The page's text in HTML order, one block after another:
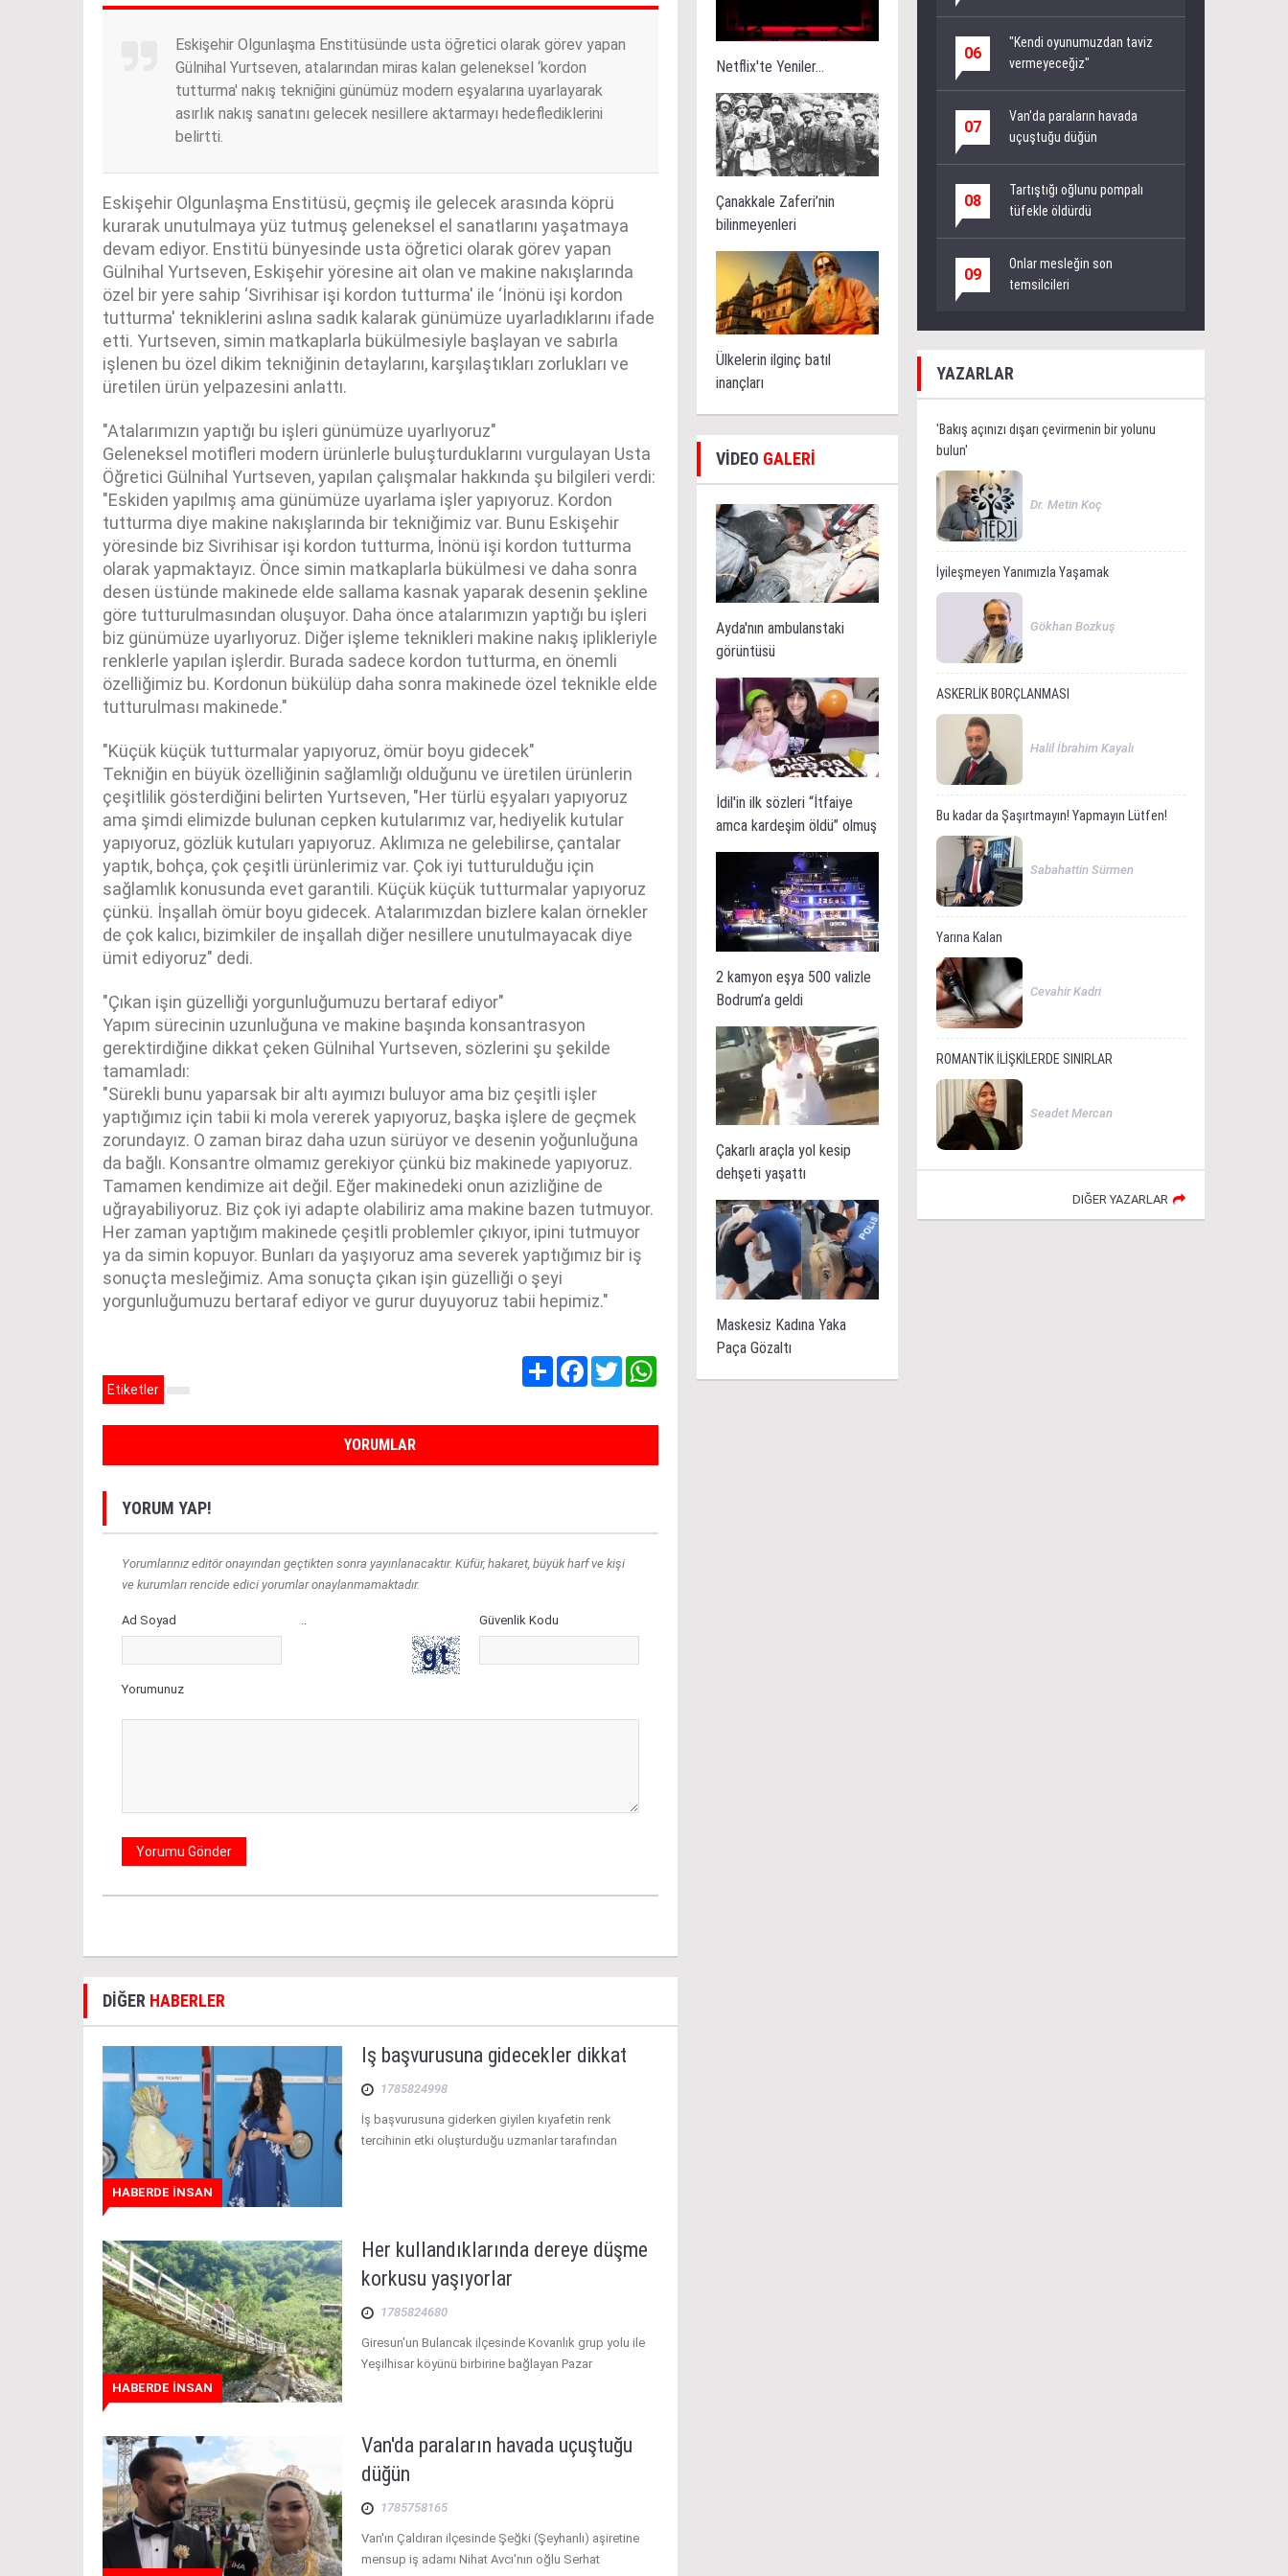
Eskişehir Olgunlaşma Enstitüsünde usta öğretici olarak görev yapan
Gülnihal Yurtseven, atalarından miras kalan geleneksel ‘kordon
tutturma' nakış tekniğini günümüz modern eşyalarına uyarlayarak
asırlık nakış sanatını gelecek nesillere aktarmayı hedeflediklerini
belirtti.
Eskişehir Olgunlaşma Enstitüsü, geçmiş ile gelecek arasında köprü
kurarak unutulmaya yüz tutmuş geleneksel el sanatlarını yaşatmaya
devam ediyor. Enstitü bünyesinde usta öğretici olarak görev yapan
Gülnihal Yurtseven, Eskişehir yöresine ait olan ve makine nakışlarında
özel bir yere sahip ‘Sivrihisar işi kordon tutturma' ile ‘İnönü işi kordon
tutturma' tekniklerini aslına sadık kalarak günümüze uyarladıklarını ifade
etti. Yurtseven, simin matkaplarla bükülmesiyle başlayan ve sabırla
işlenen bu özel dikim tekniğinin detaylarını, karşılaştıkları zorlukları ve
üretilen ürün yelpazesini anlattı.
"Atalarımızın yaptığı bu işleri günümüze uyarlıyoruz"
Geleneksel motifleri modern ürünlerle buluşturduklarını vurgulayan Usta
Öğretici Gülnihal Yurtseven, yapılan çalışmalar hakkında şu bilgileri verdi:
"Eskiden yapılmış ama günümüze uyarlama işler yapıyoruz. Kordon
tutturma diye makine nakışlarında bir tekniğimiz var. Bunu Eskişehir
yöresinde biz Sivrihisar işi kordon tutturma, İnönü işi kordon tutturma
olarak yapmaktayız. Önce simin matkaplarla bükülmesi ve daha sonra
desen üstünde makinede elde sallama kasnak yaparak desenin şekline
göre tutturulmasından oluşuyor. Daha önce atalarımızın yaptığı bu işleri
biz günümüze uyarlıyoruz. Diğer işleme teknikleri makine nakış iplikleriyle
renklerle yapılan işlerdir. Burada sadece kordon tutturma, en önemli
özelliğimiz bu. Kordonun bükülüp daha sonra makinede özel teknikle elde
tutturulması makinede."
"Küçük küçük tutturmalar yapıyoruz, ömür boyu gidecek"
Tekniğin en büyük özelliğinin sağlamlığı olduğunu ve üretilen ürünlerin
çeşitlilik gösterdiğini belirten Yurtseven, "Her türlü eşyaları yapıyoruz
ama şimdi elimizde bulunan cepken kutularımız var, hediyelik kutular
yapıyoruz, gözlük kutuları yapıyoruz. Aklımıza ne gelebilirse, çantalar
yaptık, bohça, çok çeşitli ürünlerimiz var. Çok iyi tutturulduğu için
sağlamlık konusunda evet garantili. Küçük küçük tutturmalar yapıyoruz
çünkü. İnşallah ömür boyu gidecek. Atalarımızdan bizlere kalan örnekler
de çok kalıcı, bizimkiler de inşallah diğer nesillere unutulmayacak diye
ümit ediyoruz" dedi.
"Çıkan işin güzelliği yorgunluğumuzu bertaraf ediyor"
Yapım sürecinin uzunluğuna ve makine başında konsantrasyon
gerektirdiğine dikkat çeken Gülnihal Yurtseven, sözlerini şu şekilde
tamamladı:
"Sürekli bunu yaparsak bir altı ayımızı buluyor ama biz çeşitli işler
yaptığımız için tabii ki mola vererek yapıyoruz, başka işlere de geçmek
zorundayız. O zaman biraz daha uzun sürüyor ve desenin yoğunluğuna
da bağlı. Konsantre olmamız gerekiyor çünkü biz makinede yapıyoruz.
Tamamen kendimize ait değil. Eğer makinedeki onun azizliğine de
uğrayabiliyoruz. Biz çok iyi adapte olabiliriz ama makine bazen tutmuyor.
Her zaman yaptığım makinede çeşitli problemler çıkıyor, ipini tutmuyor
ya da simin kopuyor. Bunları da yaşıyoruz ama severek yaptığımız bir iş
sonuçta mesleğimiz. Ama sonuçta çıkan işin güzelliği o şeyi
yorgunluğumuzu bertaraf ediyor ve gurur duyuyoruz tabii hepimiz."
Share Facebook
TwitterWhatsApp
Etiketler
YORUMLAR
YORUM YAP!
Yorumlarınız editör onayından geçtikten sonra yayınlanacaktır. Küfür, hakaret, büyük harf ve kişi
ve kurumları rencide edici yorumlar onaylanmamaktadır.
Ad Soyad Güvenlik Kodu
Yorumunuz
DİĞER HABERLER
HABERDE İNSAN
İş başvurusuna gidecekler dikkat
1785824998
İş başvurusuna giderken giyilen kıyafetin renk
tercihinin etki oluşturduğu uzmanlar tarafından
HABERDE İNSAN
Her kullandıklarında dereye düşme
korkusu yaşıyorlar
1785824680
Giresun'un Bulancak ilçesinde Kovanlık grup yolu ile
Yeşilhisar köyünü birbirine bağlayan Pazar
Van'da paraların havada uçuştuğu
düğün
1785758165
Van'ın Çaldıran ilçesinde Şeğki (Şeyhanlı) aşiretine
mensup iş adamı Nihat Avcı'nın oğlu Serhat
Netflix'te Yeniler...
Çanakkale Zaferi’nin
bilinmeyenleri
Ülkelerin ilginç batıl
inançları
VİDEO GALERİ
Ayda'nın ambulanstaki
görüntüsü
İdil'in ilk sözleri “İtfaiye
amca kardeşim öldü” olmuş
2 kamyon eşya 500 valizle
Bodrum’a geldi
Çakarlı araçla yol kesip
dehşeti yaşattı
Maskesiz Kadına Yaka
Paça Gözaltı
06
"Kendi oyunumuzdan taviz
vermeyeceğiz"
07
Van'da paraların havada
uçuştuğu düğün
08
Tartıştığı oğlunu pompalı
tüfekle öldürdü
09
Onlar mesleğin son
temsilcileri
YAZARLAR
'Bakış açınızı dışarı çevirmenin bir yolunu
bulun'
Dr. Metin Koç
İyileşmeyen Yanımızla Yaşamak
Gökhan Bozkuş
ASKERLİK BORÇLANMASI
Halil İbrahim Kayalı
Bu kadar da Şaşırtmayın! Yapmayın Lütfen!
Sabahattin Sürmen
Yarına Kalan
Cevahir Kadri
ROMANTİK İLİŞKİLERDE SINIRLAR
Seadet Mercan
DIĞER YAZARLAR